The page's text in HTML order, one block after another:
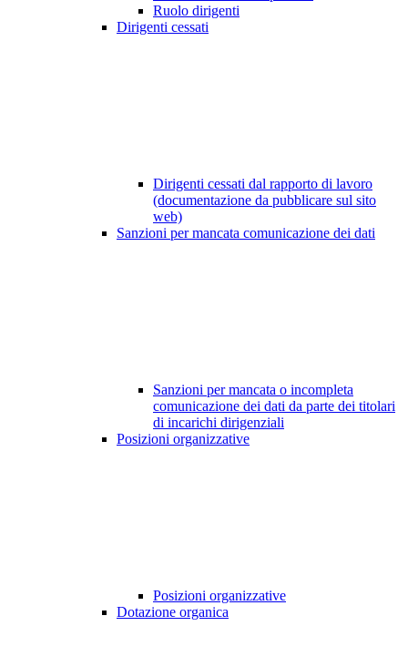
Ruolo dirigenti
Dirigenti cessati
Dirigenti cessati dal rapporto di lavoro
(documentazione da pubblicare sul sito
web)
Sanzioni per mancata comunicazione dei dati
Sanzioni per mancata o incompleta
comunicazione dei dati da parte dei titolari
di incarichi dirigenziali
Posizioni organizzative
Posizioni organizzative
Dotazione organica